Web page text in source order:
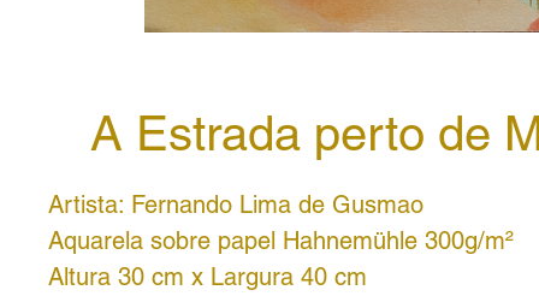
A Estrada perto de
Artista: Fernando Lima de Gusmao
Aquarela sobre papel Hahnemühle 300g/m²
Altura 30 cm x Largura 40 cm